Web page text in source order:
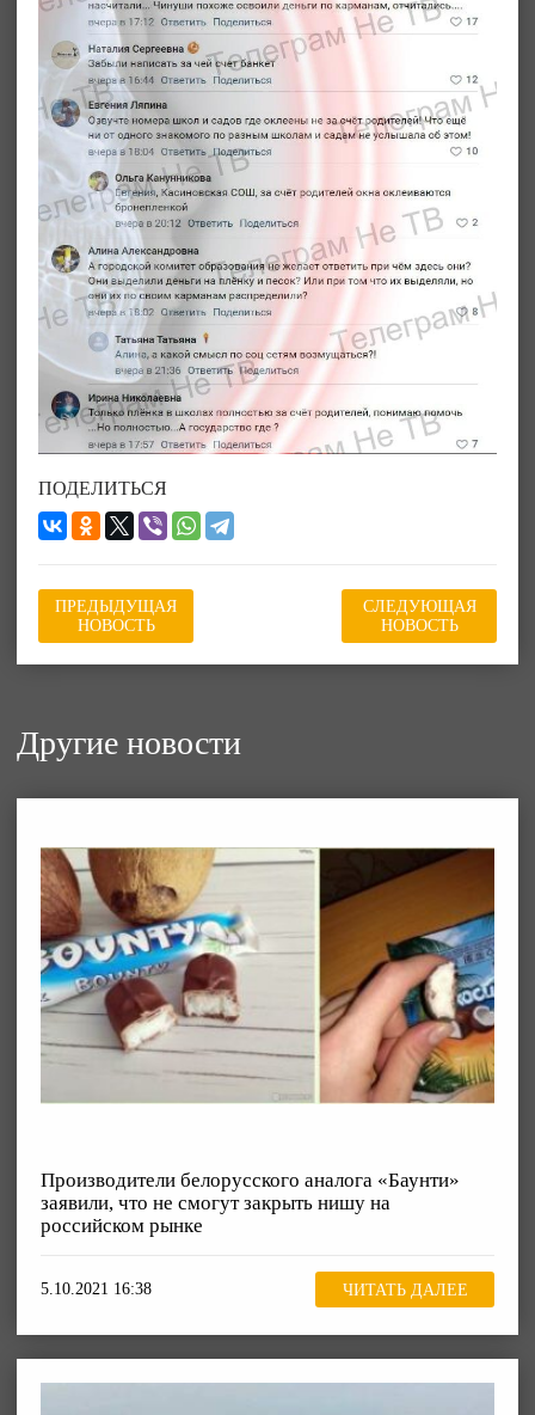
ПОДЕЛИТЬСЯ
ПРЕДЫДУЩАЯ
НОВОСТЬ
СЛЕДУЮЩАЯ
НОВОСТЬ
Другие новости
Производители белорусского аналога «Баунти»
заявили, что не смогут закрыть нишу на
российском рынке
5.10.2021 16:38 ЧИТАТЬ ДАЛЕЕ